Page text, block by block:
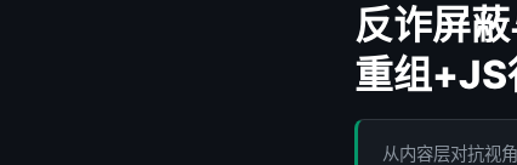
反诈屏
重组+JS
从内容层对抗视